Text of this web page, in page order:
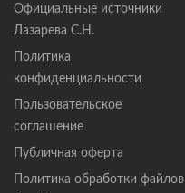
Официальные источники
Лазарева С.Н.
Политика
конфиденциальности
Пользовательское
соглашение
Публичная оферта
Политика обработки файлов